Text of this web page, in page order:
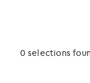
0 selections